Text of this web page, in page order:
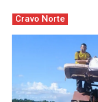
Cravo Norte